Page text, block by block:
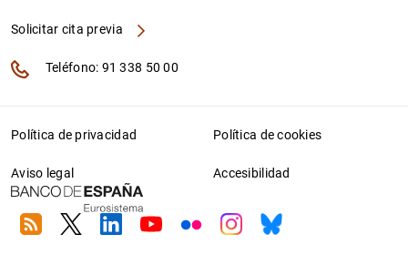
Solicitar cita previa
Teléfono: 91 338 50 00
Política de privacidad Política de cookies
Aviso legal Accesibilidad
RSS TwitterLinkedin
YoutubeFlickrInstagram
Bluesky